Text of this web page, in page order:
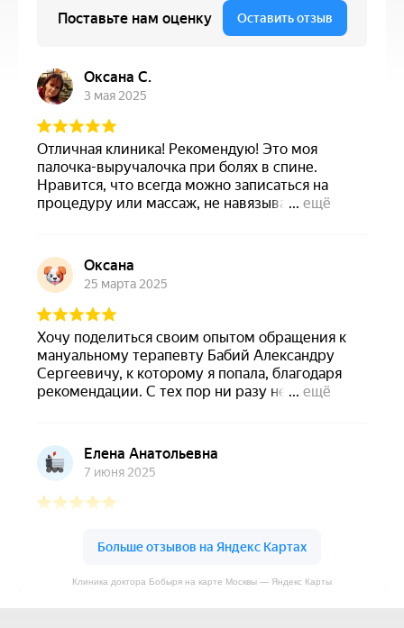
Клиника доктора Бобыря на карте Москвы — Яндекс Карты